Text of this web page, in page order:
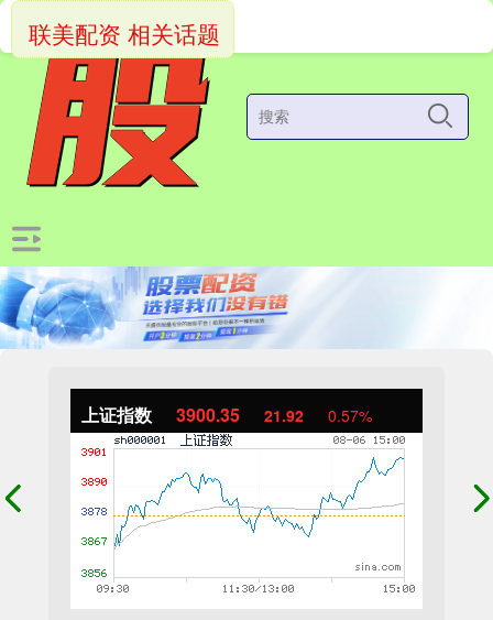
上证指数 3900.35 21.92 0.57%
联美配资 相关话题